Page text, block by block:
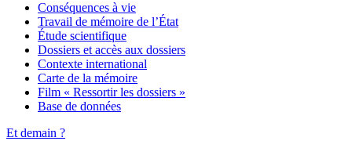
Conséquences à vie
Travail de mémoire de l’État
Étude scientifique
Dossiers et accès aux dossiers
Contexte international
Carte de la mémoire
Film « Ressortir les dossiers »
Base de données
Et demain ?